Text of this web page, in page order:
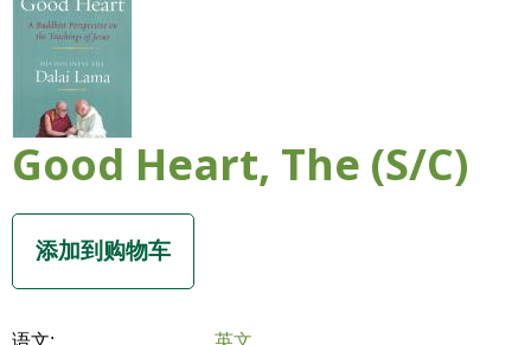
Good Heart, The (S/C)
语文: 英文